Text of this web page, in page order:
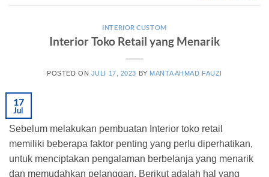
INTERIOR CUSTOM
Interior Toko Retail yang Menarik
POSTED ON JULI 17, 2023 BY MANTA AHMAD FAUZI
17
Jul
Sebelum melakukan pembuatan Interior toko retail
memiliki beberapa faktor penting yang perlu diperhatikan,
untuk menciptakan pengalaman berbelanja yang menarik
dan memudahkan pelanggan. Berikut adalah hal yang